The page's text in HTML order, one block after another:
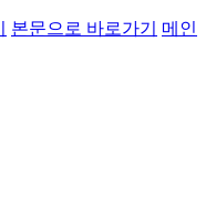
본문으로 바로가기
메인